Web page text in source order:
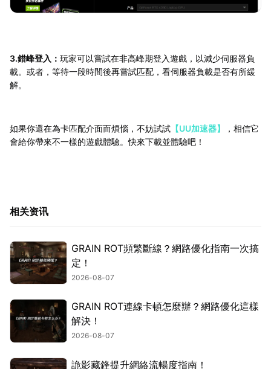
3.錯峰登入： 玩家可以嘗試在非高峰期登入遊戲，以減少伺服器負
載。或者，等待一段時間後再嘗試匹配，看伺服器負載是否有所緩
解。
如果你還在為卡匹配介面而煩惱，不妨試試 【UU加速器】
，相信它
會給你帶來不一樣的遊戲體驗。快來下載並體驗吧！
相关资讯
GRAIN ROT頻繁斷線？網路優化指南一次搞
定！
2026-08-07
GRAIN ROT連線卡頓怎麼辦？網路優化這樣
解決！
2026-08-07
詭影藏鋒提升網絡流暢度指南！